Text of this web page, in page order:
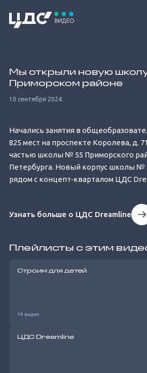
Мы открыли новую
Приморском районе
10 сентября 2024
Начались занятия в
825 мест на проспекте Королева, д.
частью школы № 55 Приморского
Петербурга. Новый корпус школы №
рядом с концепт‐кварталом ЦДС
Узнать больше о ЦДС Dreamline
Плейлисты с этим
Строим для детей
14 видео
ЦДС Dreamline